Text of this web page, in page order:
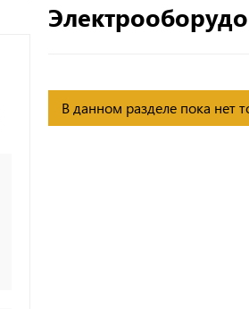
В данном разделе пока нет